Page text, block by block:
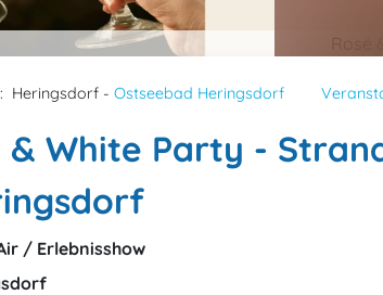
Heringsdorf - Ostseebad Heringsdorf
& White Party -
/ Erlebnisshow